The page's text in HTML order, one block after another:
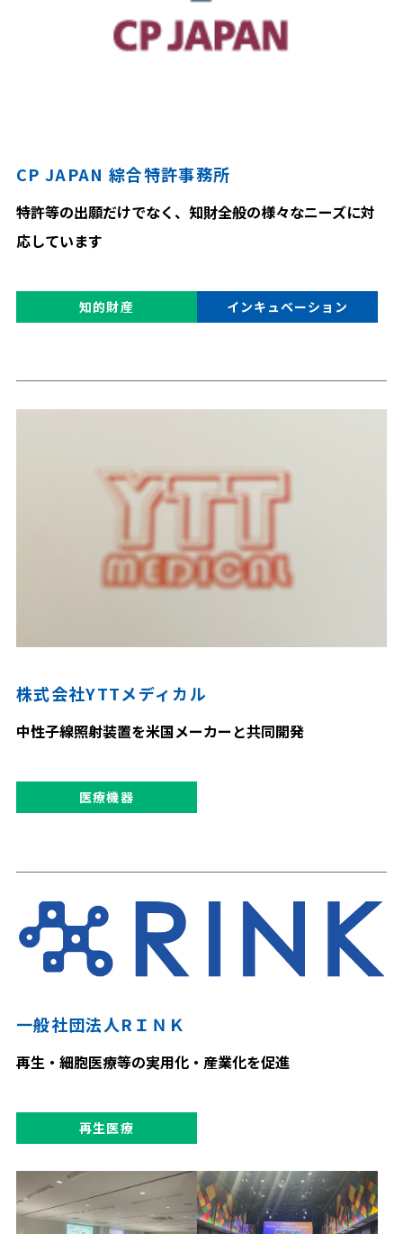
CP JAPAN 綜合特許事務所
特許等の出願だけでなく、知財全般の様々なニーズに対
応しています
知的財産 インキュベーション
株式会社YTTメディカル
中性子線照射装置を米国メーカーと共同開発
医療機器
一般社団法人RＩＮＫ
再生・細胞医療等の実用化・産業化を促進
再生医療